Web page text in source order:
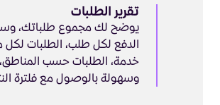
تقرير الطلبات
يوضح لك مجموع طلباتك،
الدفع لكل طلب، الطلبات
خدمة، الطلبات حسب المناطق،
وسهولة بالوصول مع فلترة